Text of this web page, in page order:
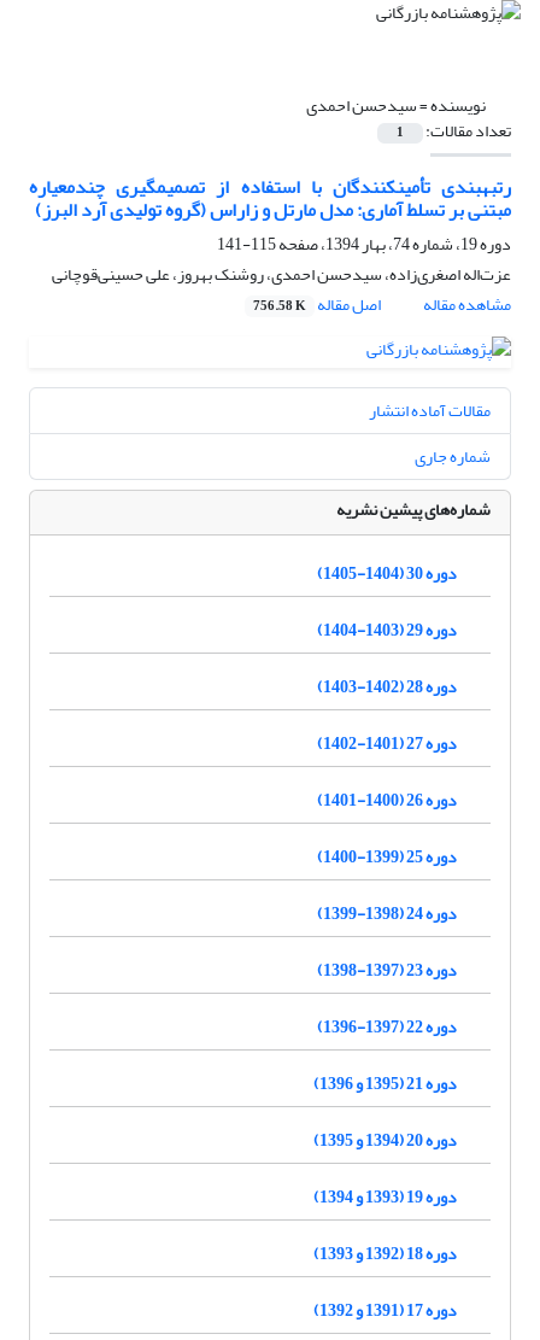
نویسنده =سیدحسن احمدی
تعداد مقالات: 1
رتبهبندی تأمینکنندگان با استفاده از تصمیمگیری چندمعیاره
مبتنی بر تسلط آماری: مدل مارتل و زاراس (گروه تولیدی آرد البرز)
دوره 19، شماره 74، بهار 1394، صفحه
115-141
عزت‌اله اصغری‌زاده، سیدحسن احمدی، روشنک بهروز، علی حسینی‌قوچانی
مشاهده مقاله
اصل مقاله 756.58 K
مقالات آماده انتشار
شماره جاری
شماره‌های پیشین نشریه
دوره 30 (1404-1405)
دوره 29 (1403-1404)
دوره 28 (1402-1403)
دوره 27 (1401-1402)
دوره 26 (1400-1401)
دوره 25 (1399-1400)
دوره 24 (1398-1399)
دوره 23 (1397-1398)
دوره 22 (1397-1396)
دوره 21 (1395 و 1396)
دوره 20 (1394 و 1395)
دوره 19 (1393 و 1394)
دوره 18 (1392 و 1393)
دوره 17 (1391 و 1392)